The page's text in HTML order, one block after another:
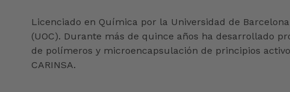
Licenciado en Química por la Universidad de
(UOC). Durante más de quince años ha desarrollado
de polímeros y microencapsulación de principios
CARINSA.